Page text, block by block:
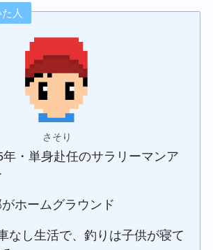
人
さそり
・単身赴任のサラリーマンア
ホームグラウンド
なし生活で、釣りは子供が寝て